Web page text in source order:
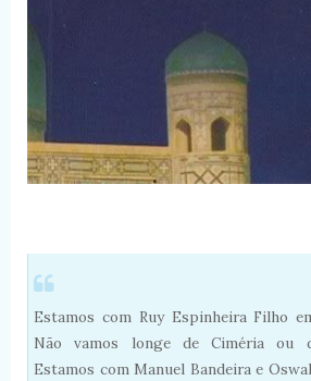
Estamos com Ruy Espinheira Filho
Não vamos longe de Ciméria ou
Estamos com Manuel Bandeira e